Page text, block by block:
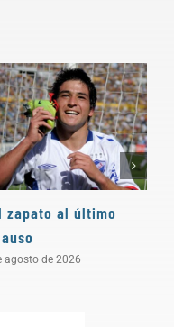
zapato al último
agosto de 2026